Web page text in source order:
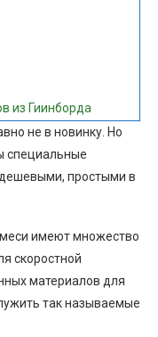
из Гиинборда
не в новинку. Но
специальные
простыми в
имеют множество
скоростной
материалов для
так называемые